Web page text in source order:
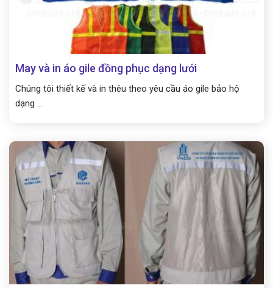
May và in áo gile đồng phục dạng lưới
Chúng tôi thiết kế và in thêu theo yêu cầu áo gile bảo hộ
dạng ...